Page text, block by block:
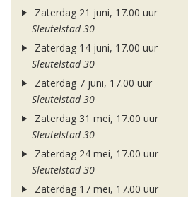
Zaterdag 21 juni, 17.00 uur
Sleutelstad 30
Zaterdag 14 juni, 17.00 uur
Sleutelstad 30
Zaterdag 7 juni, 17.00 uur
Sleutelstad 30
Zaterdag 31 mei, 17.00 uur
Sleutelstad 30
Zaterdag 24 mei, 17.00 uur
Sleutelstad 30
Zaterdag 17 mei, 17.00 uur